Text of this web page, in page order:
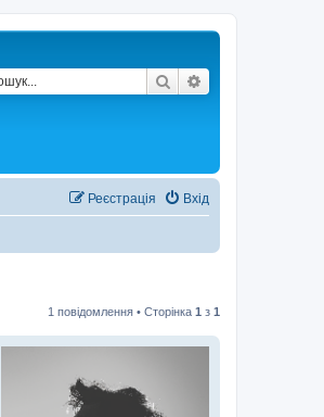
Пошук
Вхід
Реєстрація
1 повідомлення • Сторінка 1 з 1